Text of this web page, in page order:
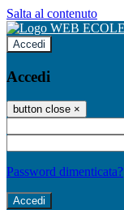
Salta al contenuto
Accedi
Accedi
button close ×
Password dimenticata?